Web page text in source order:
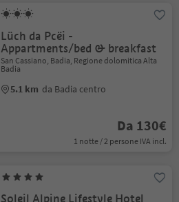
Lüch da Pcëi -
Appartments/bed & breakfast
San Cassiano, Badia, Regione dolomitica Alta
Badia
5.1 km da Badia centro
Da 130€
1 notte / 2 persone IVA incl.
Soleil Alpine Lifestyle Hotel